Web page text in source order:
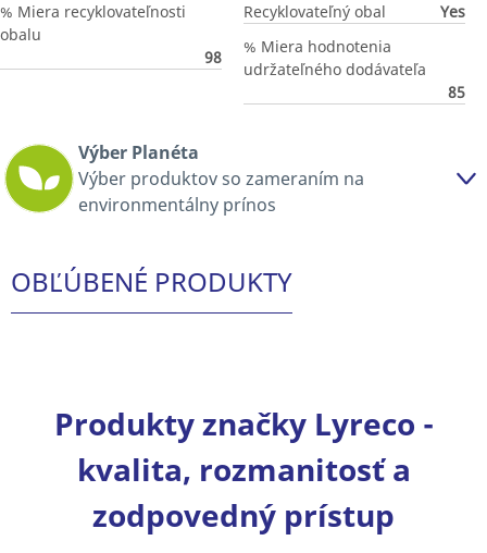
% Miera recyklovateľnosti
obalu
98
Recyklovateľný obal
Yes
% Miera hodnotenia
udržateľného dodávateľa
85
Výber Planéta
Výber produktov so zameraním na
environmentálny prínos
OBĽÚBENÉ PRODUKTY
Produkty značky Lyreco -
kvalita, rozmanitosť a
zodpovedný prístup